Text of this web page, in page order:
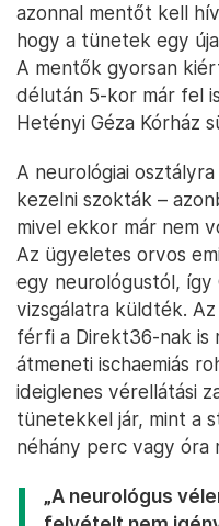
azonnal mentőt kell
hogy a tünetek egy
A mentők gyorsan
délután 5-kor már fel
Hetényi Géza Kórház
A neurológiai
kezelni szokták –
mivel ekkor már nem
Az ügyeletes orvos
egy neurológustól, így
vizsgálatra küldték.
férfi a Direkt36-nak is
átmeneti ischaemiás
ideiglenes vérellátási
tünetekkel jár, mint a
néhány perc vagy óra
„A neurológus